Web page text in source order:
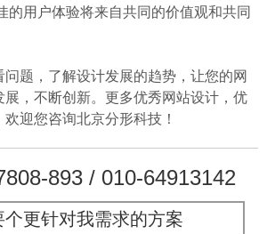
的用户体验将来自共同的价值观和共同
，了解设计发展的趋势，让您的网
展，不断创新。更多优秀网站设计，优
迎您咨询北京分形科技！
893 / 010-64913142
个更针对我需求的方案